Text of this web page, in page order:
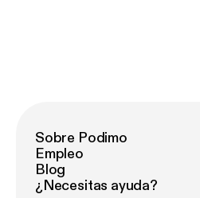
Sobre Podimo
Empleo
Blog
¿Necesitas ayuda?